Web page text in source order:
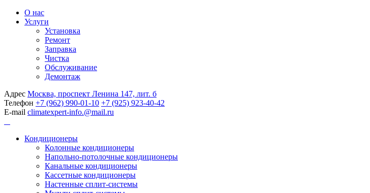
О нас
Услуги
Установка
Ремонт
Заправка
Чистка
Обслуживание
Демонтаж
Адрес Москва, проспект Ленина 147, лит. б
Телефон +7 (962) 990-01-10 +7 (925) 923-40-42
E-mail climatexpert-info.@mail.ru
Кондиционеры
Колонные кондиционеры
Напольно-потолочные кондиционеры
Канальные кондиционеры
Кассетные кондиционеры
Настенные сплит-системы